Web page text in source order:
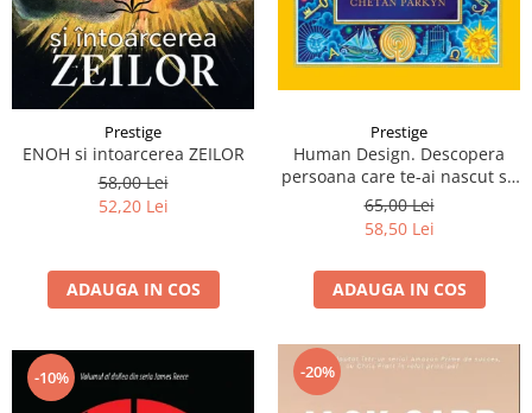
Prestige
ENOH si intoarcerea ZEILOR
58,00 Lei
52,20 Lei
ADAUGA IN COS
Prestige
Human Design. Descopera
persoana care te-ai nascut sa
fii
65,00 Lei
58,50 Lei
ADAUGA IN COS
-10% -20%